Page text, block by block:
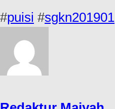
#puisi #sgkn201901